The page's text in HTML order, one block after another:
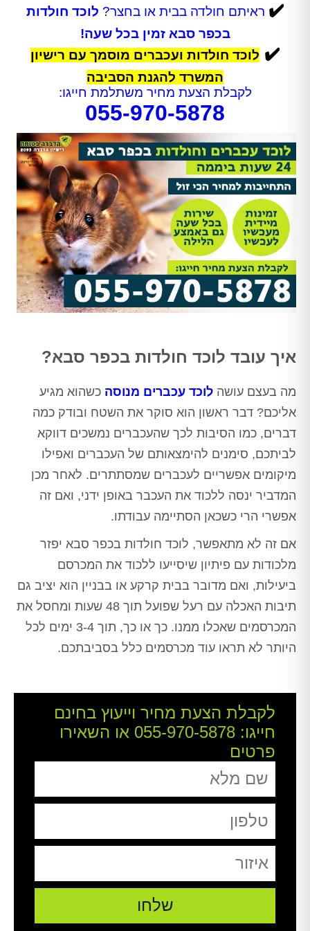
✔️ ראיתם חולדה בבית או בחצר? לוכד חולדות
בכפר סבא זמין בכל שעה!
✔️ לוכד חולדות ועכברים מוסמך עם רישיון
המשרד להגנת הסביבה
לקבלת הצעת מחיר משתלמת חייגו:
055-970-5878
איך עובד לוכד חולדות בכפר סבא?
מה בעצם עושה לוכד עכברים מנוסה כשהוא מגיע
אליכם? דבר ראשון הוא סוקר את השטח ובודק כמה
דברים, כמו הסיבות לכך שהעכברים נמשכים דווקא
לביתכם, סימנים להימצאותם של העכברים ואפילו
מיקומים אפשריים לעכברים שמסתתרים. לאחר מכן
המדביר ינסה ללכוד את העכבר באופן ידני, ואם זה
אפשרי הרי כשכאן הסתיימה עבודתו.
אם זה לא מתאפשר, לוכד חולדות בכפר סבא יפזר
מלכודות עם פיתיון שיסייעו ללכוד את המכרסם
ביעילות, ואם מדובר בבית קרקע או בבניין הוא יציב גם
תיבות האכלה עם רעל שפועל תוך 48 שעות ומחסל את
המכרסמים שאכלו ממנו. כך או כך, תוך 3-4 ימים לכל
היותר לא תראו עוד מכרסמים כלל בסביבתכם.
לקבלת הצעת מחיר וייעוץ בחינם
חייגו: 055-970-5878 או השאירו
פרטים